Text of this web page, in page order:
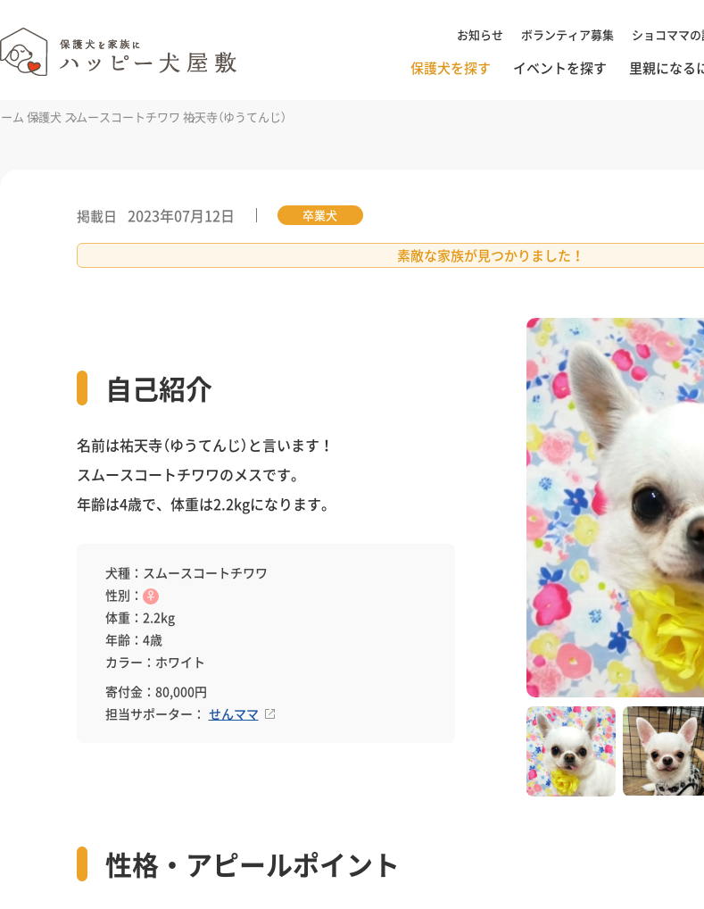
お知らせ ボランティア募集 ショコママ
保護犬を探す イベントを探す 里親になる
ム 保護犬 スムースコートチワワ 祐天寺（ゆうてんじ）
掲載日 2023年07月12日 卒業犬
素敵な家族が見つかりました！
自己紹介
名前は祐天寺（ゆうてんじ）と言います！
スムースコートチワワのメスです。
年齢は4歳で、体重は2.2kgになります。
犬種：スムースコートチワワ
性別： ♀
体重：2.2kg
年齢：4歳
カラー：ホワイト
寄付金：80,000円
担当サポーター： せんママ
性格・アピールポイント